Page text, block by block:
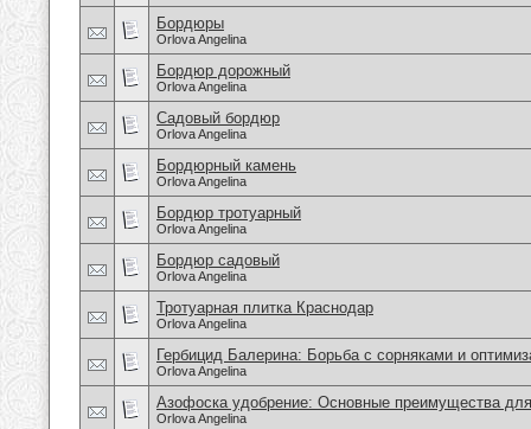
Бордюры
Orlova Angelina
Бордюр дорожный
Orlova Angelina
Садовый бордюр
Orlova Angelina
Бордюрный камень
Orlova Angelina
Бордюр тротуарный
Orlova Angelina
Бордюр садовый
Orlova Angelina
Тротуарная плитка Краснодар
Orlova Angelina
Гербицид Балерина: Борьба с сорняками и
Orlova Angelina
Азофоска удобрение: Основные преимущества
Orlova Angelina